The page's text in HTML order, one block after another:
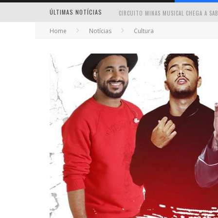
ÚLTIMAS NOTÍCIAS
MILTON GUEDES TRAZ TURNÊ
Home Notícias Cultura